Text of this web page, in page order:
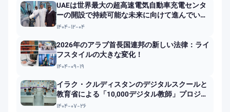
UAEは世界最大の超高速電気自動車充電センタ
ーの開設で持続可能な未来に向けて進んでいま
す
۱۴۰۴-۱۲-۰۴
2026年のアラブ首長国連邦の新しい法律：ライ
フスタイルの大きな変化！
۱۴۰۴-۰۹-۱۹
イラク・クルディスタンのデジタルスクールと
教育省による「10,000デジタル教師」プロジェ
クトの立ち上げ
۱۴۰۴-۰۷-۲۶